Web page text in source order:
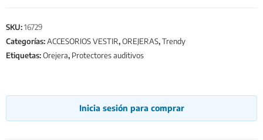
SKU:16729
Categorías:ACCESORIOS VESTIR,OREJERAS,Trendy
Etiquetas:Orejera, Protectores auditivos
Inicia sesión para comprar